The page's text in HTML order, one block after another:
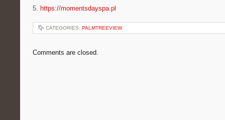
5. https://momentsdayspa.pl
CATEGORIES: PALMTREEVIEW
Comments are closed.